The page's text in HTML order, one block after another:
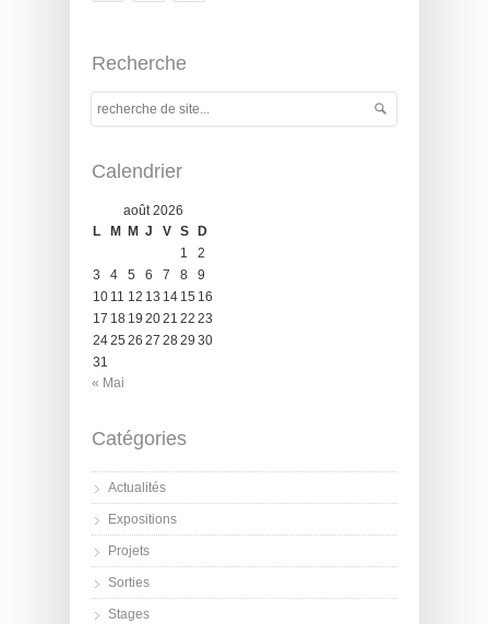
Recherche
Calendrier
août 2026
L
M M J V S
D
1
2
3
4 5 6 7 8
9
10 11 12 13 14 15 16
17 18 19 2021 22 23
2425 26 27 2829 30
31
« Mai
Catégories
Actualités
Expositions
Projets
Sorties
Stages